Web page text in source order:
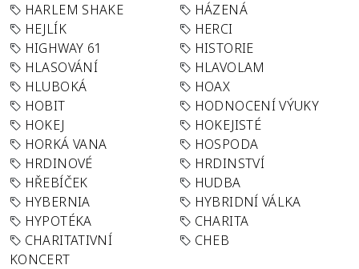
HARLEM SHAKE
HÁZENÁ
HEJLÍK
HERCI
HIGHWAY 61
HISTORIE
HLASOVÁNÍ
HLAVOLAM
HLUBOKÁ
HOAX
HOBIT
HODNOCENÍ VÝUKY
HOKEJ
HOKEJISTÉ
HORKÁ VANA
HOSPODA
HRDINOVÉ
HRDINSTVÍ
HŘEBÍČEK
HUDBA
HYBERNIA
HYBRIDNÍ VÁLKA
HYPOTÉKA
CHARITA
CHARITATIVNÍ
KONCERT
CHEB